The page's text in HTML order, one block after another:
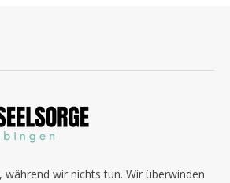
während wir nichts tun. Wir überwinden